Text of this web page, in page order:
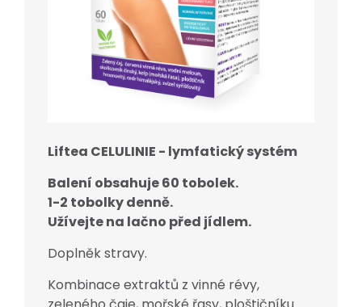
Liftea CELULINIE - lymfatický systém
Balení obsahuje 60 tobolek.
1-2 tobolky denně.
Užívejte na lačno před jídlem.
Doplněk stravy.
Kombinace extraktů z vinné révy,